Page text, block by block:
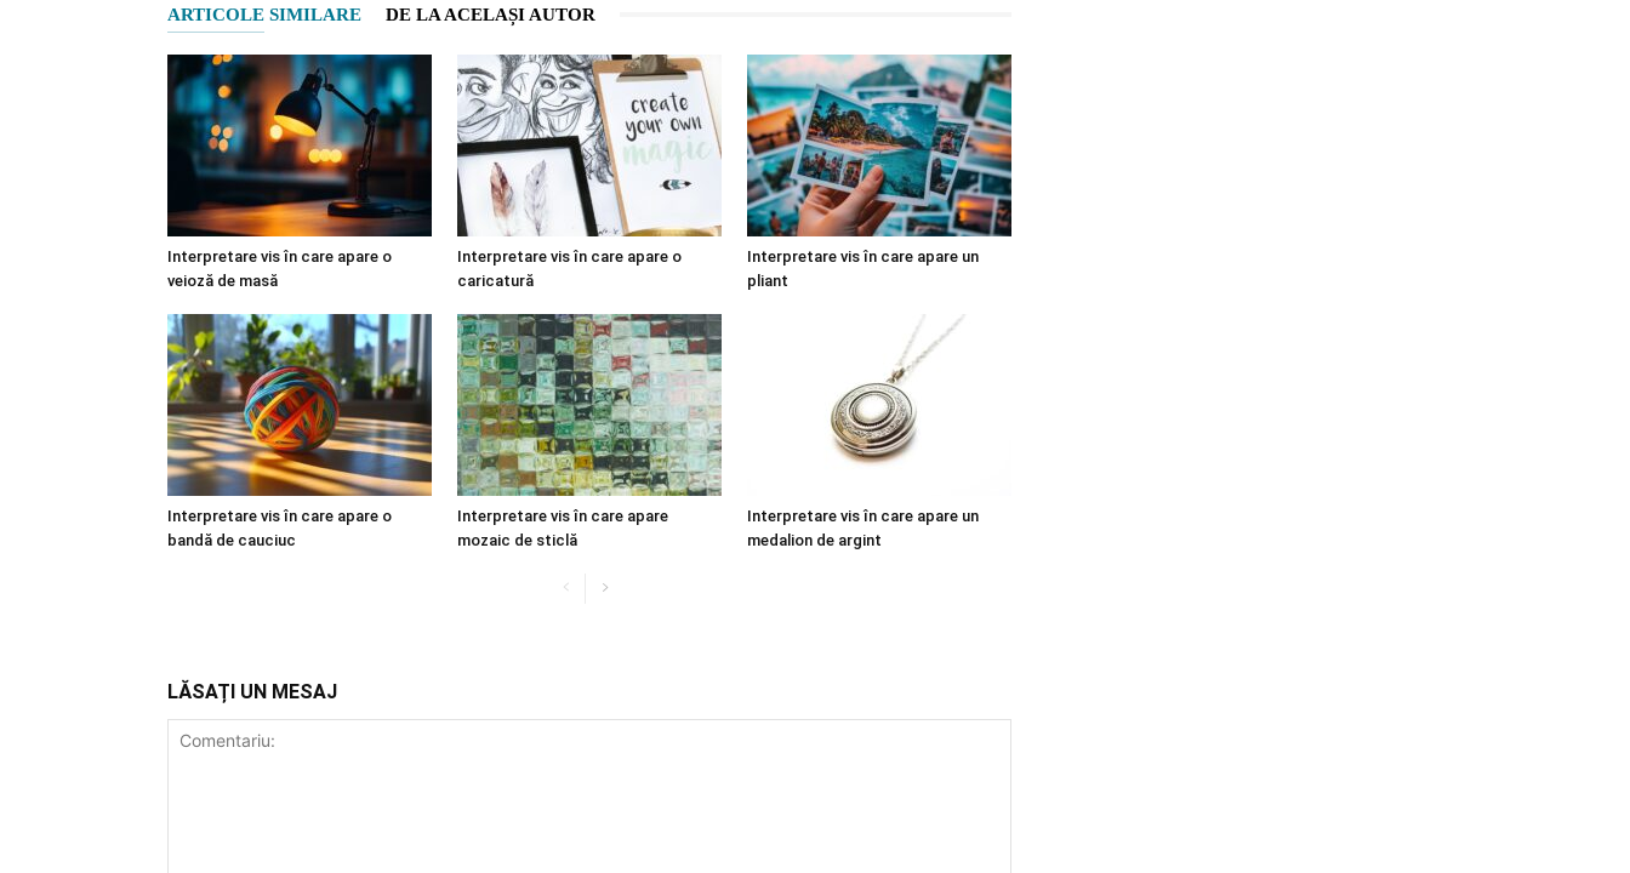
ARTICOLE SIMILARE DE LA ACELAȘI AUTOR
Interpretare vis în care apare o
veioză de masă
Interpretare vis în care apare o
caricatură
Interpretare vis în care apare un
pliant
Interpretare vis în care apare o
bandă de cauciuc
Interpretare vis în care apare
mozaic de sticlă
Interpretare vis în care apare un
medalion de argint
LĂSAȚI UN MESAJ